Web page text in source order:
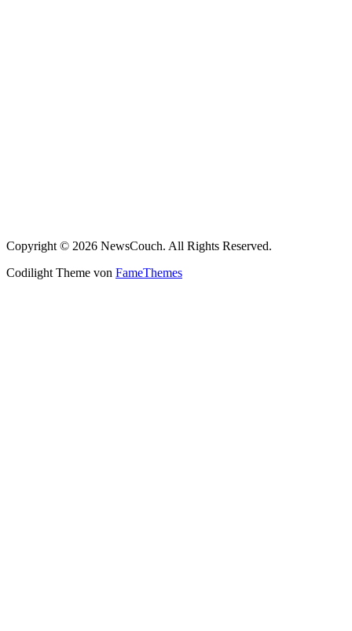
Copyright © 2026 NewsCouch. All Rights Reserved.
Codilight Theme von FameThemes